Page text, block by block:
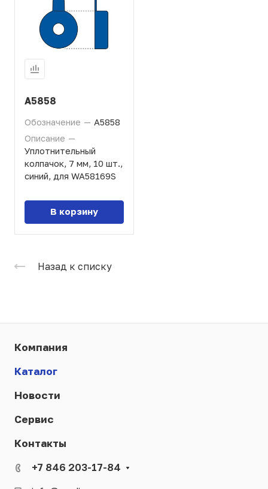
A5858
Обозначение — A5858
Описание —
Уплотнительный
колпачок, 7 мм, 10 шт.,
синий, для WA58169S
В корзину
Назад к списку
Компания
Каталог
Новости
Сервис
Контакты
+7 846 203-17-84